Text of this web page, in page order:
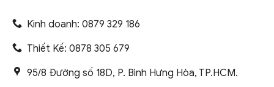
Kinh doanh: 0879 329 186
Thiết Kế: 0878 305 679
95/8 Đường số 18D, P. Bình Hưng Hòa, TP.HCM.